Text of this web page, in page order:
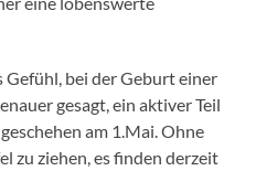
Gefühl, bei der Geburt einer
gesagt, ein aktiver Teil
am 1.Mai. Ohne
zu ziehen, es finden derzeit